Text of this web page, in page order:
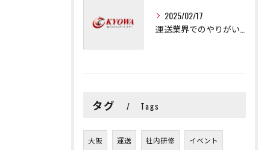
2025/02/17
タグ Tags
大阪 運送 社内研修 イベント